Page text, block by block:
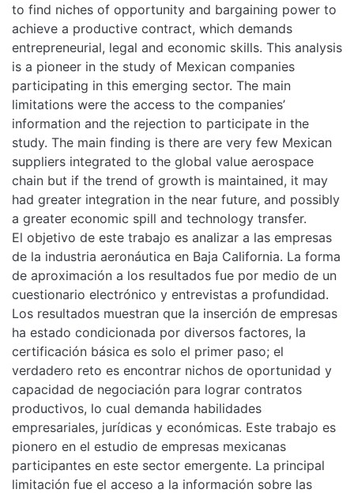
to find niches of opportunity and bargaining power to
achieve a productive contract, which demands
entrepreneurial, legal and economic skills. This analysis
is a pioneer in the study of Mexican companies
participating in this emerging sector. The main
limitations were the access to the companies’
information and the rejection to participate in the
study. The main finding is there are very few Mexican
suppliers integrated to the global value aerospace
chain but if the trend of growth is maintained, it may
had greater integration in the near future, and possibly
a greater economic spill and technology transfer.
El objetivo de este trabajo es analizar a las empresas
de la industria aeronáutica en Baja California. La forma
de aproximación a los resultados fue por medio de un
cuestionario electrónico y entrevistas a profundidad.
Los resultados muestran que la inserción de empresas
ha estado condicionada por diversos factores, la
certificación básica es solo el primer paso; el
verdadero reto es encontrar nichos de oportunidad y
capacidad de negociación para lograr contratos
productivos, lo cual demanda habilidades
empresariales, jurídicas y económicas. Este trabajo es
pionero en el estudio de empresas mexicanas
participantes en este sector emergente. La principal
limitación fue el acceso a la información sobre las